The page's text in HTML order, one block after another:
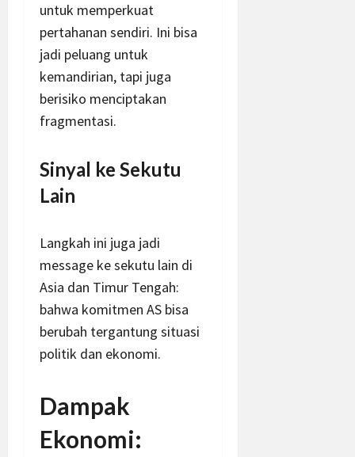
untuk memperkuat
pertahanan sendiri. Ini bisa
jadi peluang untuk
kemandirian, tapi juga
berisiko menciptakan
fragmentasi.
Sinyal ke Sekutu
Lain
Langkah ini juga jadi
message ke sekutu lain di
Asia dan Timur Tengah:
bahwa komitmen AS bisa
berubah tergantung situasi
politik dan ekonomi.
Dampak
Ekonomi: